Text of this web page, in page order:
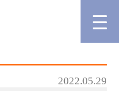
2022.05.29